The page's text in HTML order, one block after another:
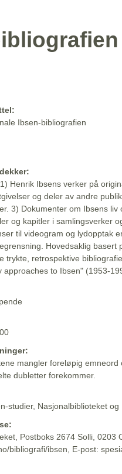
Ibsen-bibliografien
Henrik Ibsens verker på
og deler av andre
3) Dokumenter om Ibsens
og kapitler i samlingsverker
til videogram og lydopptak
Hovedsaklig
trykte, retrospektive
approaches to Ibsen" (1953-
mangler foreløpig
dubletter forekommer.
studier, Nasjonalbiblioteket og
Postboks 2674 Solli, 0203
bibliografi/ibsen, E-post: